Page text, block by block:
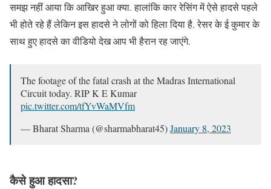
समझ नहीं आया कि आखिर हुआ क्या. हालांकि कार रेसिंग में ऐसे हादसे पहले
भी होते रहे हैं लेकिन इस हादसे ने लोगों को हिला दिया है. रेसर के ई कुमार के
साथ हुए हादसे का वीडियो देख आप भी हैरान रह जाएंगे.
The footage of the fatal crash at the Madras International
Circuit today. RIP K E Kumar
pic.twitter.com/tfYvWaMVfm
— Bharat Sharma (@sharmabharat45)January 8, 2023
कैसे हुआ हादसा?